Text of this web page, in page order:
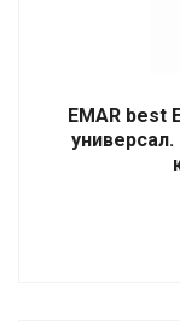
EMAR best